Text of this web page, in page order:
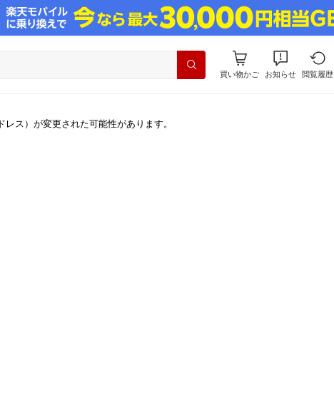
買い物かご お知らせ 閲覧履歴
ス）が変更された可能性があります。